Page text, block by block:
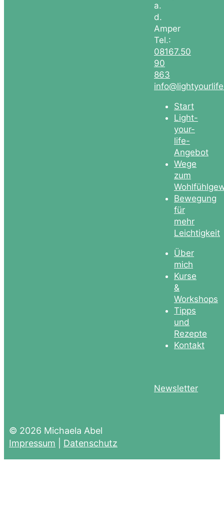
a.
d.
Amper
Tel.:
08167.50
90
863
Start
Light-
your-
life-
Angebot
Wege
zum
Bewegung
für
mehr
Leichtigkeit
Über
mich
Kurse
&
Workshops
Tipps
und
Rezepte
Kontakt
Newsletter
© 2026 Michaela Abel
Impressum
Datenschutz